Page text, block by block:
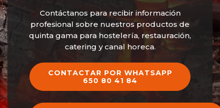
Contáctanos para recibir información
profesional sobre nuestros productos de
quinta gama para hostelería, restauración,
catering y canal horeca.
CONTACTAR POR WHATSAPP
650 80 41 84